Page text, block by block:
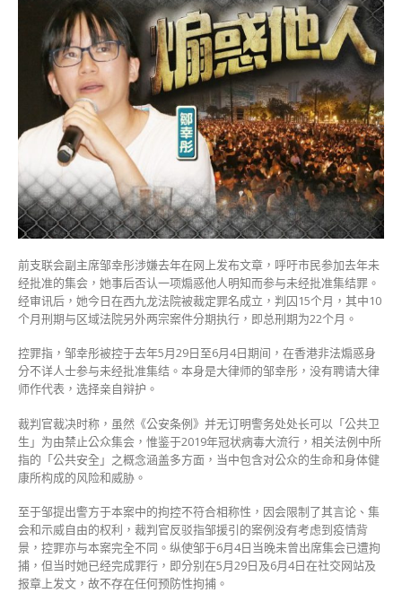
煽
集
成
15
个
月〉
中
前支联会副主席邹幸彤涉嫌去年在网上发布文章，呼吁市民参加去年未
经批准的集会，她事后否认一项煽惑他人明知而参与未经批准集结罪。
经审讯后，她今日在西九龙法院被裁定罪名成立，判囚15个月，其中10
个月刑期与区域法院另外两宗案件分期执行，即总刑期为22个月。
控罪指，邹幸彤被控于去年5月29日至6月4日期间，在香港非法煽惑身
分不详人士参与未经批准集结。本身是大律师的邹幸彤，没有聘请大律
师作代表，选择亲自辩护。
裁判官裁决时称，虽然《公安条例》并无订明警务处处长可以「公共卫
生」为由禁止公众集会，惟鉴于2019年冠状病毒大流行，相关法例中所
指的「公共安全」之概念涵盖多方面，当中包含对公众的生命和身体健
康所构成的风险和威胁。
至于邹提出警方于本案中的拘控不符合相称性，因会限制了其言论、集
会和示威自由的权利，裁判官反驳指邹援引的案例没有考虑到疫情背
景，控罪亦与本案完全不同。纵使邹于6月4日当晚未曾出席集会已遭拘
捕，但当时她已经完成罪行，即分别在5月29日及6月4日在社交网站及
报章上发文，故不存在任何预防性拘捕。